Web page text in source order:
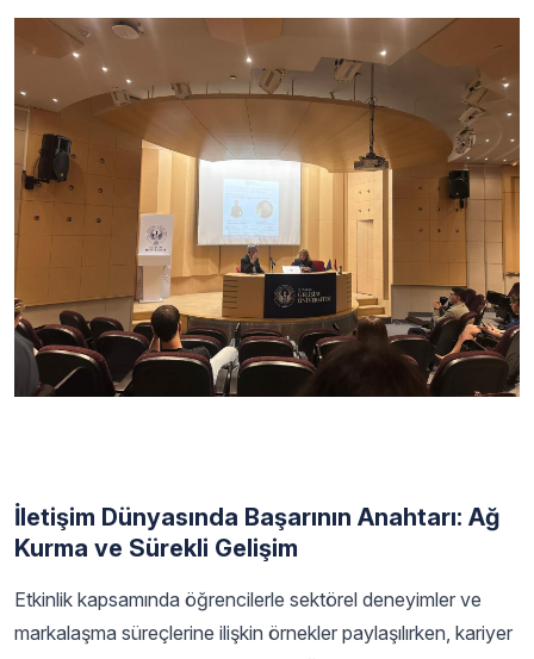
İletişim Dünyasında Başarının Anahtarı: Ağ
Kurma ve Sürekli Gelişim
Etkinlik kapsamında öğrencilerle sektörel deneyimler ve
markalaşma süreçlerine ilişkin örnekler paylaşılırken, kariyer